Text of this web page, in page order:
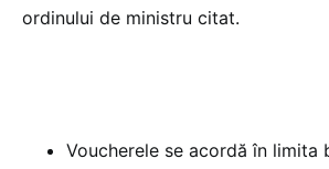
ordinului de ministru citat.
Voucherele se acordă în limita